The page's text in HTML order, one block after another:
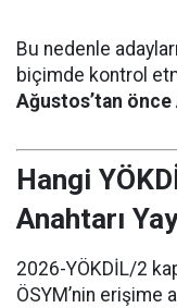
Bu nedenle
biçimde kontrol
Ağustos’tan önce
Hangi
Anahtarı
2026-YÖKDİL/2
ÖSYM’nin erişime